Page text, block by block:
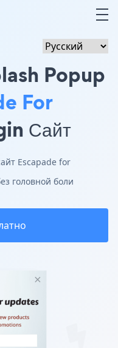
Popup
For
Сайт
Escapade for
головной боли